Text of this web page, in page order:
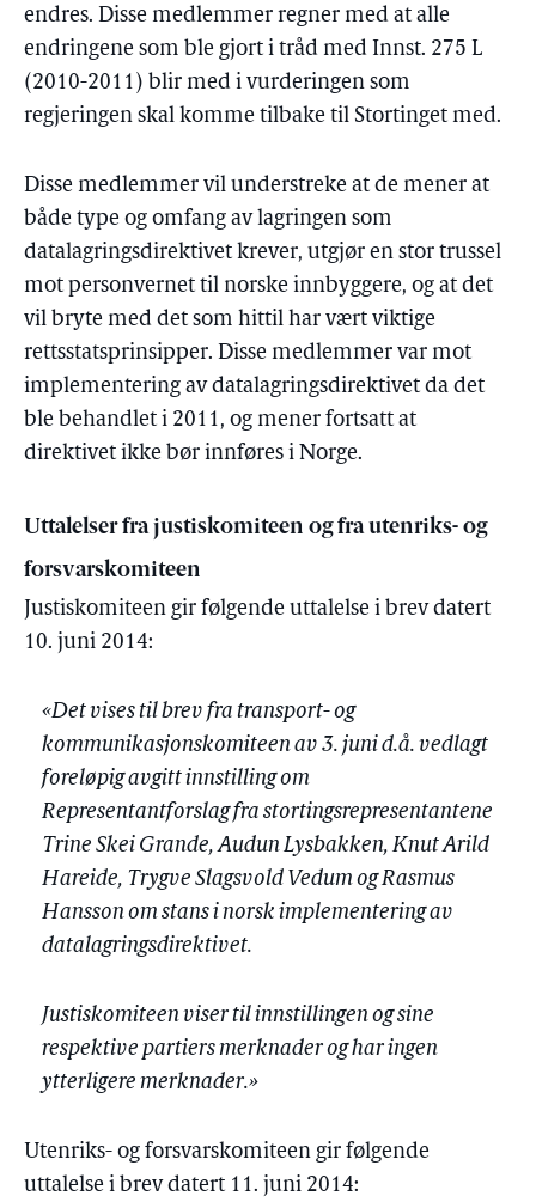
endres. Disse medlemmer regner med at alle
endringene som ble gjort i tråd med Innst. 275 L
(2010-2011) blir med i vurderingen som
regjeringen skal komme tilbake til Stortinget med.
Disse medlemmer vil understreke at de mener at
både type og omfang av lagringen som
datalagringsdirektivet krever, utgjør en stor trussel
mot personvernet til norske innbyggere, og at det
vil bryte med det som hittil har vært viktige
rettsstatsprinsipper. Disse medlemmer var mot
implementering av datalagringsdirektivet da det
ble behandlet i 2011, og mener fortsatt at
direktivet ikke bør innføres i Norge.
Uttalelser fra justiskomiteen og fra utenriks- og
forsvarskomiteen
Justiskomiteen gir følgende uttalelse i brev datert
10. juni 2014:
«Det vises til brev fra transport- og
kommunikasjonskomiteen av 3. juni d.å. vedlagt
foreløpig avgitt innstilling om
Representantforslag fra stortingsrepresentantene
Trine Skei Grande, Audun Lysbakken, Knut Arild
Hareide, Trygve Slagsvold Vedum og Rasmus
Hansson om stans i norsk implementering av
datalagringsdirektivet.
Justiskomiteen viser til innstillingen og sine
respektive partiers merknader og har ingen
ytterligere merknader.»
Utenriks- og forsvarskomiteen gir følgende
uttalelse i brev datert 11. juni 2014: